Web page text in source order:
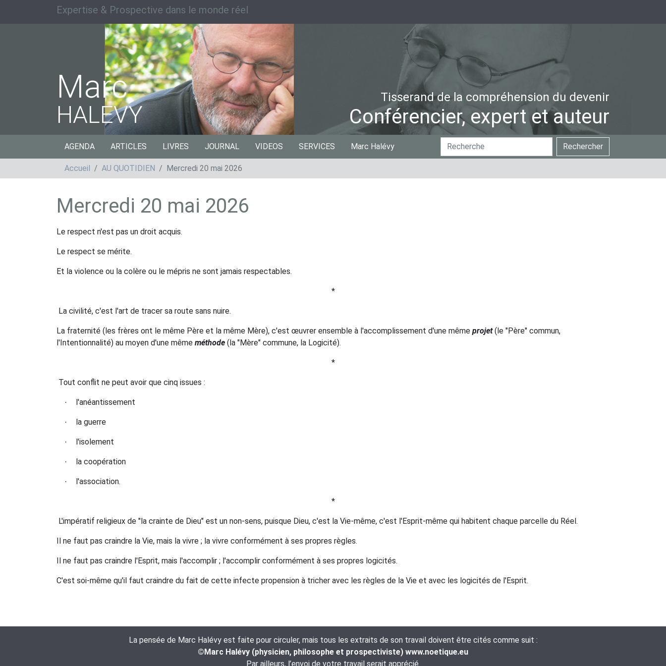
Expertise & Prospective dans le monde réel
Marc
HALEVY
Tisserand de la compréhension du devenir
Conférencier, expert et auteur
AGENDA ARTICLES LIVRES JOURNAL VIDEOS SERVICES Marc Halévy
Chercher
par
Rechercher
Recherche
avancée…
Accueil
AU QUOTIDIEN Mercredi 20 mai 2026
Mercredi 20 mai 2026
Le respect n'est pas un droit acquis.
Le respect se mérite.
Et la violence ou la colère ou le mépris ne sont jamais respectables.
*
La civilité, c'est l'art de tracer sa route sans nuire.
La fraternité (les frères ont le même Père et la même Mère), c'est œuvrer ensemble à l'accomplissement d'une même projet(le "Père" commun,
l'Intentionnalité) au moyen d'une même méthode (la "Mère" commune, la Logicité).
*
Tout conflit ne peut avoir que cinq issues :
· l'anéantissement
· la guerre
· l'isolement
· la coopération
· l'association.
*
L'impératif religieux de "la crainte de Dieu" est un non-sens, puisque Dieu, c'est la Vie-même, c'est l'Esprit-même qui habitent chaque parcelle du Réel.
Il ne faut pas craindre la Vie, mais la vivre ; la vivre conformément à ses propres règles.
Il ne faut pas craindre l'Esprit, mais l'accomplir ; l'accomplir conformément à ses propres logicités.
C'est soi-même qu'il faut craindre du fait de cette infecte propension à tricher avec les règles de la Vie et avec les logicités de l'Esprit.
La pensée de Marc Halévy est faite pour circuler, mais tous les extraits de son travail doivent être cités comme suit :
©Marc Halévy (physicien, philosophe et prospectiviste) www.noetique.eu
Par ailleurs, l’envoi de votre travail serait apprécié.